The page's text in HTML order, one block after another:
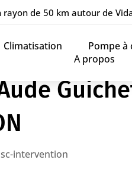
rayon de 50 km autour de
Climatisation Pompe à
A propos
intervention